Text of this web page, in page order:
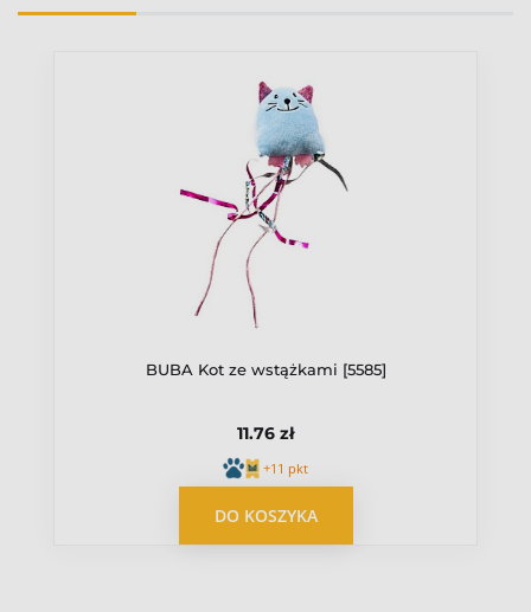
BUBA Kot ze wstążkami [5585]
11.76 zł
+11 pkt
DO KOSZYKA